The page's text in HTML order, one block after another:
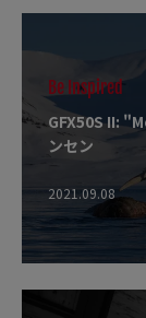
Be Inspired
GFX50S II:
ンセン
2021.09.08